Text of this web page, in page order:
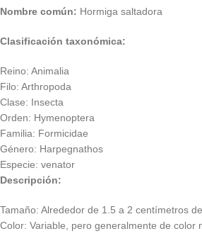
Nombre común: Hormiga saltadora
Clasificación taxonómica:
Reino: Animalia
Filo: Arthropoda
Clase: Insecta
Orden: Hymenoptera
Familia: Formicidae
Género: Harpegnathos
Especie: venator
Descripción:
Tamaño: Alrededor de 1.5 a 2 centímetros
Color: Variable, pero generalmente de color